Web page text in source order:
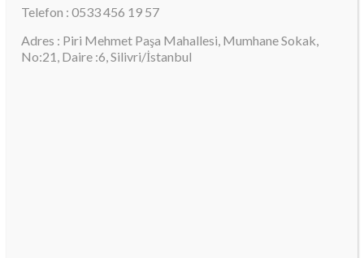
Telefon : 0533 456 19 57
Adres : Piri Mehmet Paşa Mahallesi, Mumhane Sokak,
No:21, Daire :6, Silivri/İstanbul